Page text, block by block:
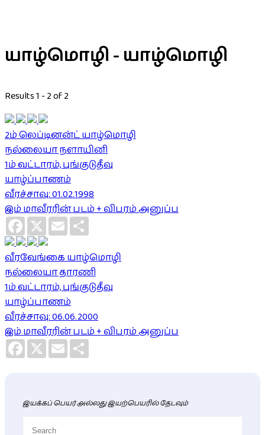
யாழ்மொழி - யாழ்மொழி
Results 1 - 2 of 2
2ம் லெப்டினன்ட் யாழ்மொழி
நல்லையா நளாயினி
1ம் வட்டாரம், புங்குடுதீவு
யாழ்ப்பாணம்
வீரச்சாவு: 01.02.1998
இம் மாவீரரின் படம் + விபரம் அனுப்ப
Facebook
X Email
வீரவேங்கை யாழ்மொழி
நல்லையா தாரணி
1ம் வட்டாரம், புங்குடுதீவு
யாழ்ப்பாணம்
வீரச்சாவு: 06.06.2000
இம் மாவீரரின் படம் + விபரம் அனுப்ப
Facebook
X Email
இயக்கப் பெயர் அல்லது இயற்பெயரில் தேடவும்